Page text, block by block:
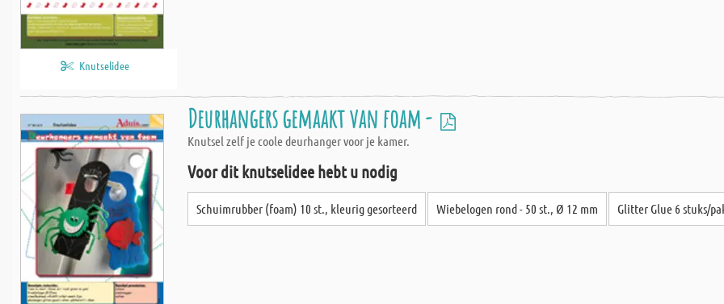
Knutselidee
Deurhangers gemaakt van foam -
Knutsel zelf je coole deurhanger voor je kamer.
Voor dit knutselidee hebt u nodig
Schuimrubber (foam) 10 st., kleurig gesorteerd Wiebelogen rond - 50 st., Ø 12 mm Glitter Glue 6 stuks/